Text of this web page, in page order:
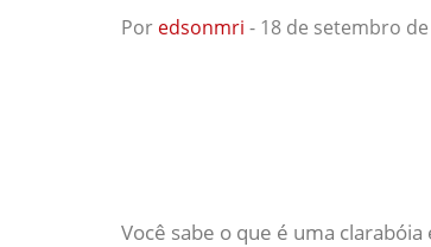
Por edsonmri - 18 de setembro
Você sabe o que é uma